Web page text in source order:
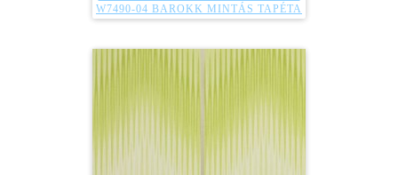
W7490-04 BAROKK MINTÁS TAPÉTA